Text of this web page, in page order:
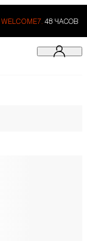
WELCOME7. 48 ЧАСОВ